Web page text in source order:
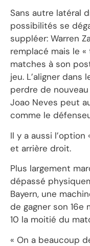
Sans autre latéral
possibilités se
suppléer: Warren
remplacé mais le
matches à son
jeu. L’aligner dans
perdre de
Joao Neves peut
comme le
Il y a aussi l’option
et arrière droit.
Plus largement
dépassé
Bayern, une
de gagner son 16e
10 la moitié du
« On a beaucoup